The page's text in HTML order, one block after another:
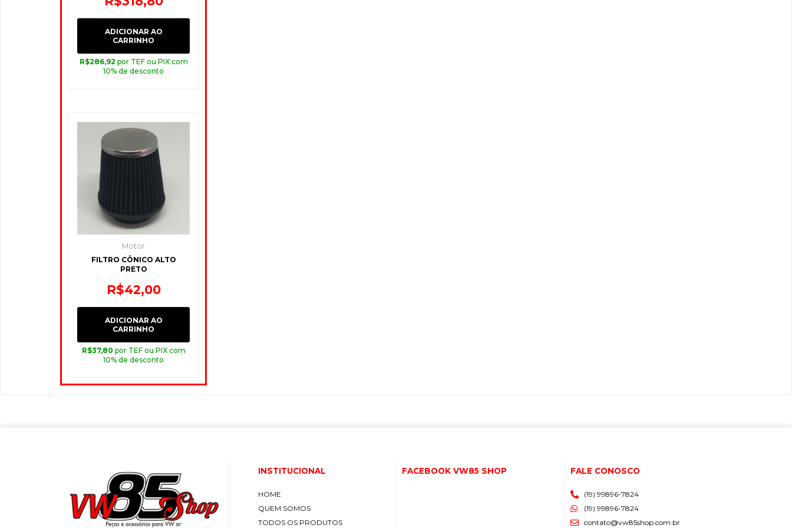
ADICIONAR AO
CARRINHO
R$286,92 por TEF ou PIX com
10% de desconto
Motor
FILTRO CÔNICO ALTO
PRETO
R$42,00
ADICIONAR AO
CARRINHO
R$37,80 por TEF ou PIX com
10% de desconto
INSTITUCIONAL
HOME
QUEM SOMOS
TODOS OS PRODUTOS
FACEBOOK VW85 SHOP FALE CONOSCO
(19) 99896-7824
(19) 99896-7824
contato@vw85shop.com.br